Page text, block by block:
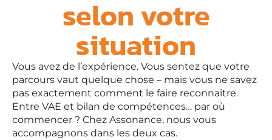
selon votre
situation
Vous avez de l’expérience. Vous sentez que votre
parcours vaut quelque chose – mais vous ne savez
pas exactement comment le faire reconnaître.
Entre VAE et bilan de compétences… par où
commencer ? Chez Assonance, nous vous
accompagnons dans les deux cas.